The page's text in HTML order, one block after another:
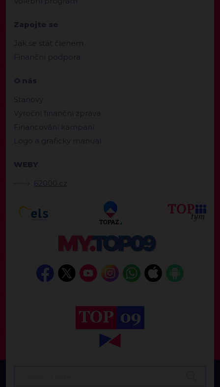
Zapojte se
Jak se stát členem
Finanční podpora
O nás
Stanovy
Výroční finanční zpráva
Financování kampaní
Logo a grafický manuál
WEBY
62000.cz